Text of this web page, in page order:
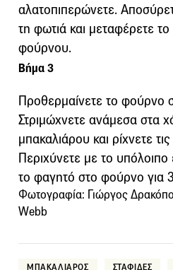
αλατοπιπερώνετε.
τη φωτιά και μεταφέρετε
φούρνου.
Βήμα 3
Προθερμαίνετε το φούρνο
Στριμώχνετε ανάμεσα στα
μπακαλιάρου και ρίχνετε
Περιχύνετε με το
το φαγητό στο φούρνο για
Φωτογραφία: Γιώργος
Webb
ΜΠΑΚΑΛΙΑΡΟΣ ΣΤΑΦΙΔΕΣ